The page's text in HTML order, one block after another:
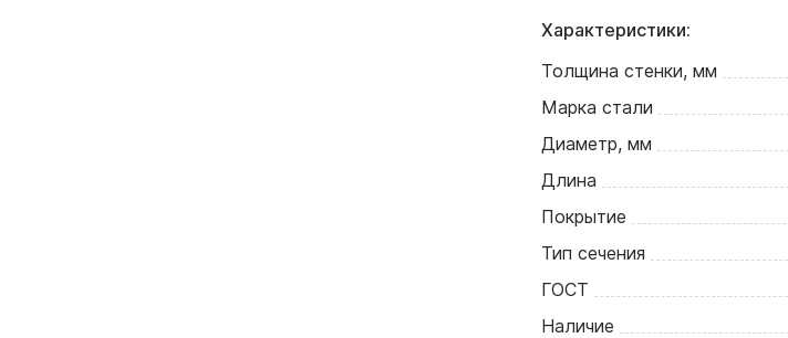
Характеристики:
Толщина стенки, мм
Марка стали
Диаметр, мм
Длина
Покрытие
Тип сечения
ГОСТ
Наличие